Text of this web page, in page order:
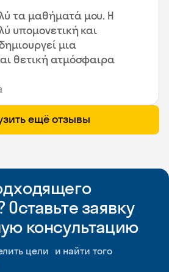
τα μαθήματά μου. Η
υπομονετική και
μια
θετική ατμόσφαιρα
ещё отзывы
Оставьте заявку
консультацию
цели и найти того